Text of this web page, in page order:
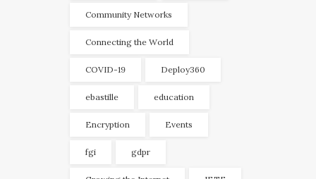
Community Networks
Connecting the World
COVID-19 Deploy360
ebastille education
Encryption Events
fgi gdpr